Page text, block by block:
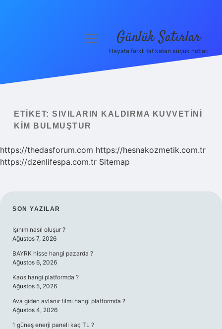
Yasal Uyarı
menüyü Günlük Satırlar
Hayata farklı tat katan küçük notlar.
ETIKET: SIVILARIN KALDIRMA KUVVETINI
KIM BULMUŞTUR
https://thedasforum.com https://hesnakozmetik.com.tr
https://dzenlifespa.com.tr Sitemap
SIDEBAR
SON YAZILAR
Işınım nasıl oluşur ?
Ağustos 7, 2026
BAYRK hisse hangi pazarda ?
Ağustos 6, 2026
Kaos hangi platformda ?
Ağustos 5, 2026
Ava giden avlanır filmi hangi platformda ?
Ağustos 4, 2026
1 güneş enerji paneli kaç TL ?